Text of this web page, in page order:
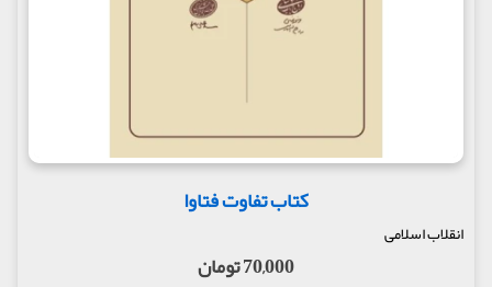
کتاب تفاوت فتاوا
انقلاب اسلامی
70,000 تومان